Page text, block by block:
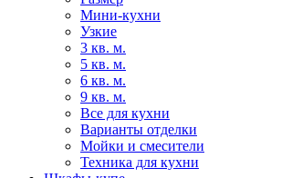
Мини-кухни
Узкие
3 кв. м.
5 кв. м.
6 кв. м.
9 кв. м.
Все для кухни
Варианты отделки
Мойки и смесители
Техника для кухни